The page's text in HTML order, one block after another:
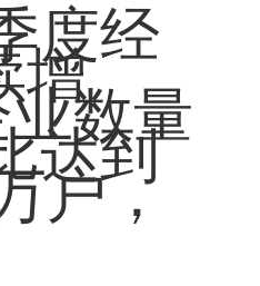
度经
增
数量
达到
户，